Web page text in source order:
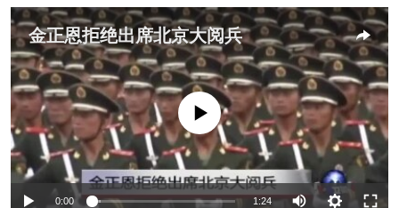
转
到
导
航
跳
转
到
最新国际新闻
印太
中东
欧洲
非洲
美洲
分类新闻
经济·金融·贸易
人权·法律·宗教
科教·文娱·体健
军事
劳工
美中关系
热点专题
白宫要闻
国会报道
美中关系
VOA视频
VOA今日焦点
中文广播
金正恩拒绝出席北京大阅兵
没有媒体可用资源
0:00 1:24